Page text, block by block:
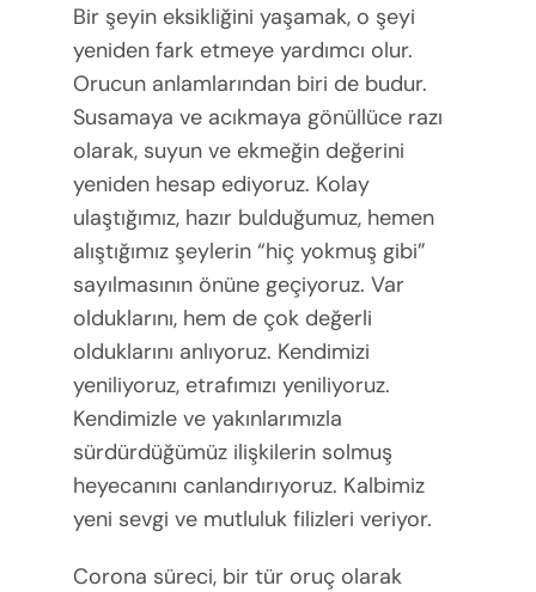
Bir şeyin eksikliğini yaşamak, o şeyi
yeniden fark etmeye yardımcı olur.
Orucun anlamlarından biri de budur.
Susamaya ve acıkmaya gönüllüce razı
olarak, suyun ve ekmeğin değerini
yeniden hesap ediyoruz. Kolay
ulaştığımız, hazır bulduğumuz, hemen
alıştığımız şeylerin “hiç yokmuş gibi”
sayılmasının önüne geçiyoruz. Var
olduklarını, hem de çok değerli
olduklarını anlıyoruz. Kendimizi
yeniliyoruz, etrafımızı yeniliyoruz.
Kendimizle ve yakınlarımızla
sürdürdüğümüz ilişkilerin solmuş
heyecanını canlandırıyoruz. Kalbimiz
yeni sevgi ve mutluluk filizleri veriyor.
Corona süreci, bir tür oruç olarak